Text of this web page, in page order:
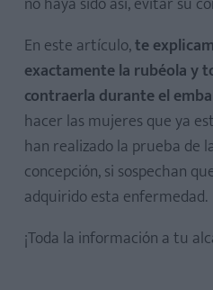
En este artículo,te
exactamente la rubéola y
contraerla durante el
hacer las mujeres que ya
han realizado la prueba de
concepción, si sospechan
adquirido esta enfermedad.
¡Toda la información a tu